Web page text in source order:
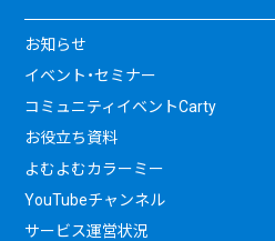
お知らせ
イベント・セミナー
コミュニティイベントCarty
お役立ち資料
よむよむカラーミー
YouTubeチャンネル
サービス運営状況